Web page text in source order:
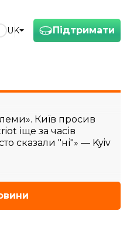
Підтримати
UK
Київ просив
іще за часів
сказали "ні"» — Kyiv